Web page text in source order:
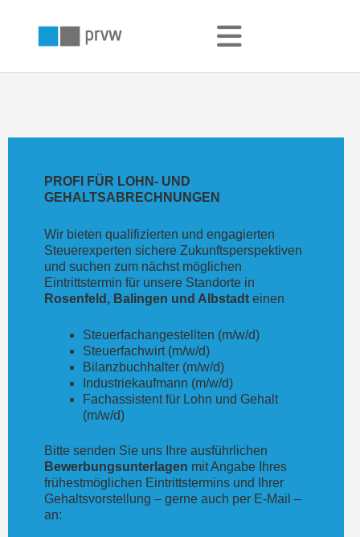
PROFI FÜR LOHN- UND
GEHALTSABRECHNUNGEN
Wir bieten qualifizierten und engagierten
Steuerexperten sichere Zukunftsperspektiven
und suchen zum nächst möglichen
Eintrittstermin für unsere Standorte in
Rosenfeld, Balingen und Albstadt einen
Steuerfachangestellten (m/w/d)
Steuerfachwirt (m/w/d)
Bilanzbuchhalter (m/w/d)
Industriekaufmann (m/w/d)
Fachassistent für Lohn und Gehalt
(m/w/d)
Bitte senden Sie uns Ihre ausführlichen
Bewerbungsunterlagen mit Angabe Ihres
frühestmöglichen Eintrittstermins und Ihrer
Gehaltsvorstellung – gerne auch per E-Mail –
an: